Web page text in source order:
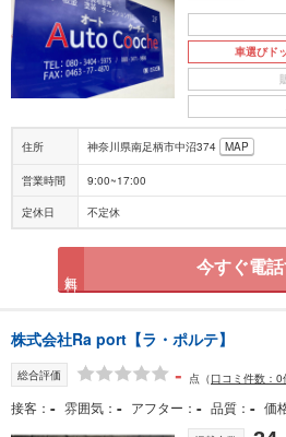
車選びド
住所 神奈川県南足柄市中沼374 MAP
営業時間 9:00~17:00
定休日 不定休
今すぐ電
株式会社Ra port【ラ・ポルテ】
総合評価 - 点 （口コミ件数：0
接客 - 雰囲気 - アフター - 品質 - 価